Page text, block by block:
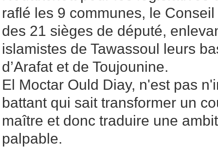
raflé les 9 communes, le
des 21 sièges de député,
islamistes de Tawassoul leurs
d’Arafat et de Toujounine.
El Moctar Ould Diay, n'est pas
battant qui sait transformer un
maître et donc traduire une
palpable.